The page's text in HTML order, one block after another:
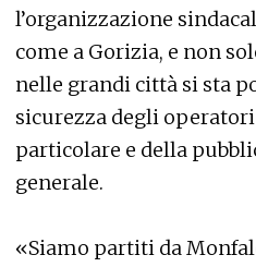
l’organizzazione
come a Gorizia, e non
nelle grandi città si sta
sicurezza degli
particolare e della
generale.
«Siamo partiti da